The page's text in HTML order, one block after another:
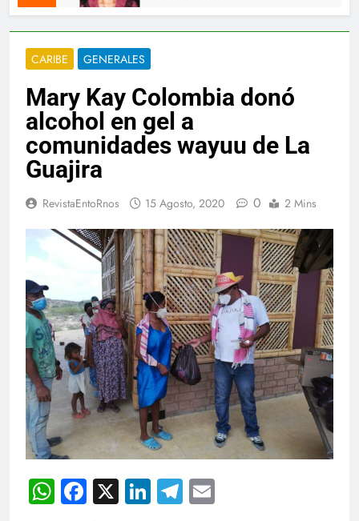
CARIBE GENERALES
Mary Kay Colombia donó
alcohol en gel a
comunidades wayuu de La
Guajira
RevistaEntoRnos 15 Agosto, 2020 0 2 Mins
WhatsApp
Facebook
X LinkedIn
Telegram